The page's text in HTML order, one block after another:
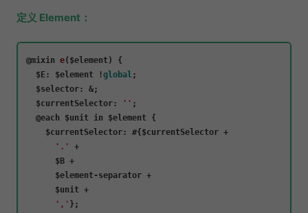
定义 Element：
@mixin e( $element ) {
$E: $element !global;
$selector: &;
$currentSelector: '' ;
  @each $unit
in $element {
$currentSelector: #{$currentSelector +
'.'
+
      $B +
      $element-separator +
      $unit +
',' };